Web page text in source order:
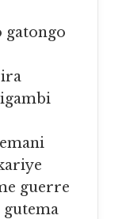
gatongo
guerre